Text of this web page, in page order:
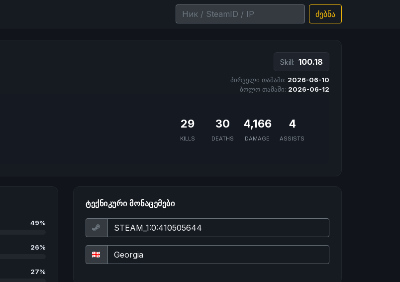
ძებნა
Skill: 100.18
პირველი თამაში: 2026-06-10
ბოლო თამაში: 2026-06-12
29
KILLS
30
DEATHS
4,166
DAMAGE
4
ASSISTS
49%
26%
27%
ᲢᲔᲥᲜᲘᲙᲣᲠᲘ ᲛᲝᲜᲐᲪᲔᲛᲔᲑᲘ